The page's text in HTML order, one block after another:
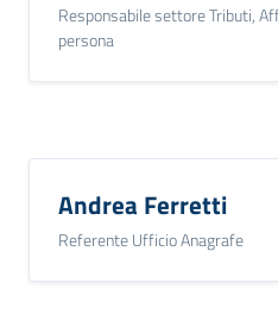
Responsabile settore Tributi,
persona
Andrea Ferretti
Referente Ufficio Anagrafe